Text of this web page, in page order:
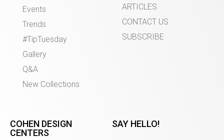
Events
Trends
#TipTuesday
Gallery
Q&A
New Collections
ARTICLES
CONTACT US
SUBSCRIBE
COHEN DESIGN
CENTERS
SAY HELLO!